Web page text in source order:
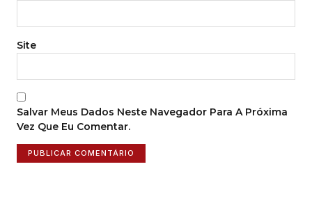
Site
Salvar Meus Dados Neste Navegador Para A Próxima
Vez Que Eu Comentar.